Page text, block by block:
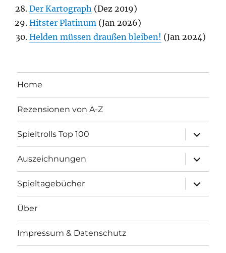
Der Kartograph (Dez 2019)
Hitster Platinum (Jan 2026)
Helden müssen draußen bleiben! (Jan 2024)
Home
Rezensionen von A-Z
Spieltrolls Top 100
öffnen
Auszeichnungen
öffnen
Spieltagebücher
öffnen
Über
Impressum & Datenschutz